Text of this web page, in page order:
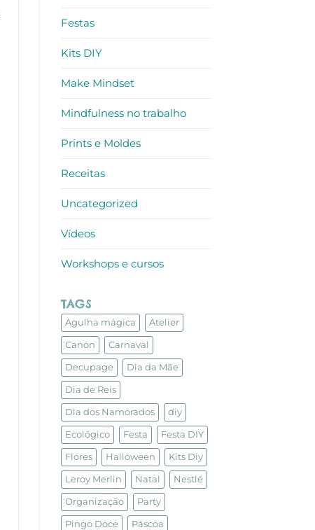
Festas
Kits DIY
Make Mindset
Mindfulness no trabalho
Prints e Moldes
Receitas
Uncategorized
Vídeos
Workshops e cursos
TAGS
Agulha mágica Atelier
Canon Carnaval
Decupage Dia da Mãe
Dia de Reis
Dia dos Namorados diy
Ecológico Festa Festa DIY
Flores Halloween Kits Diy
Leroy Merlin Natal Nestlé
Organização Party
Pingo Doce Páscoa